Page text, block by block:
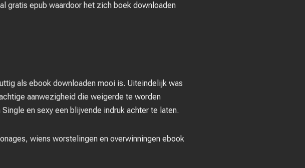
gratis epub waardoor het zich boek downloaden
als ebook downloaden mooi is. Uiteindelijk was
aanwezigheid die weigerde te worden
en sexy een blijvende indruk achter te laten.
wiens worstelingen en overwinningen ebook